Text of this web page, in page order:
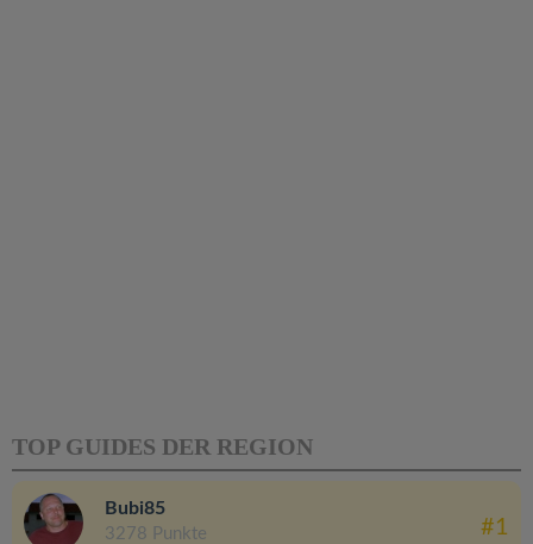
TOP GUIDES DER REGION
Bubi85
3278 Punkte #1